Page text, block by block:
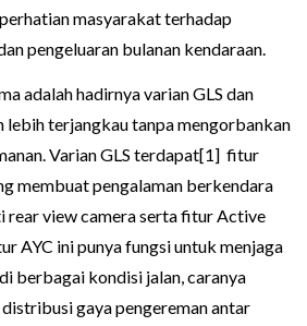
masyarakat terhadap
pengeluaran bulanan kendaraan.
adalah hadirnya varian GLS dan
lebih terjangkau tanpa mengorbankan
Varian GLS terdapat[1] fitur
membuat pengalaman berkendara
rear view camera serta fitur Active
AYC ini punya fungsi untuk menjaga
berbagai kondisi jalan, caranya
gaya pengereman antar